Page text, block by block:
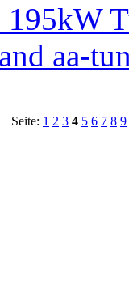
aa-
Seite: 1 2 3 4 5 6 7 8 9